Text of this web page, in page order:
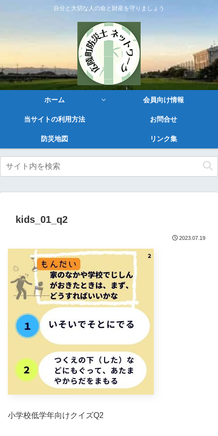
自分と大切な人の命と財産を守りましょう
ホーム 会員向け情報
当サイトの利用方法 お問合せ
防災地図 リンク集
kids_01_q2
2023.07.19
小学校低学年向けクイズQ2